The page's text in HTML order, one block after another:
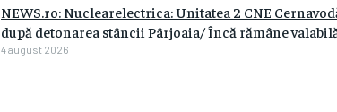
NEWS.ro: Nuclearelectrica: Unitatea 2 CNE
după detonarea stâncii Pârjoaia/ Încă rămâne
4 august 2026